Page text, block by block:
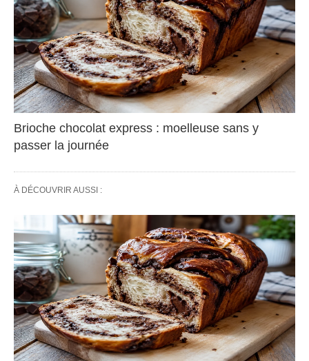
Brioche chocolat express : moelleuse sans y
passer la journée
À DÉCOUVRIR AUSSI :